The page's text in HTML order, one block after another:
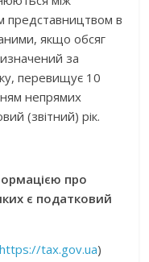
представництвом в
якщо обсяг
за
перевищує 10
непрямих
(звітний) рік.
про
є податковий
https://tax.gov.ua)